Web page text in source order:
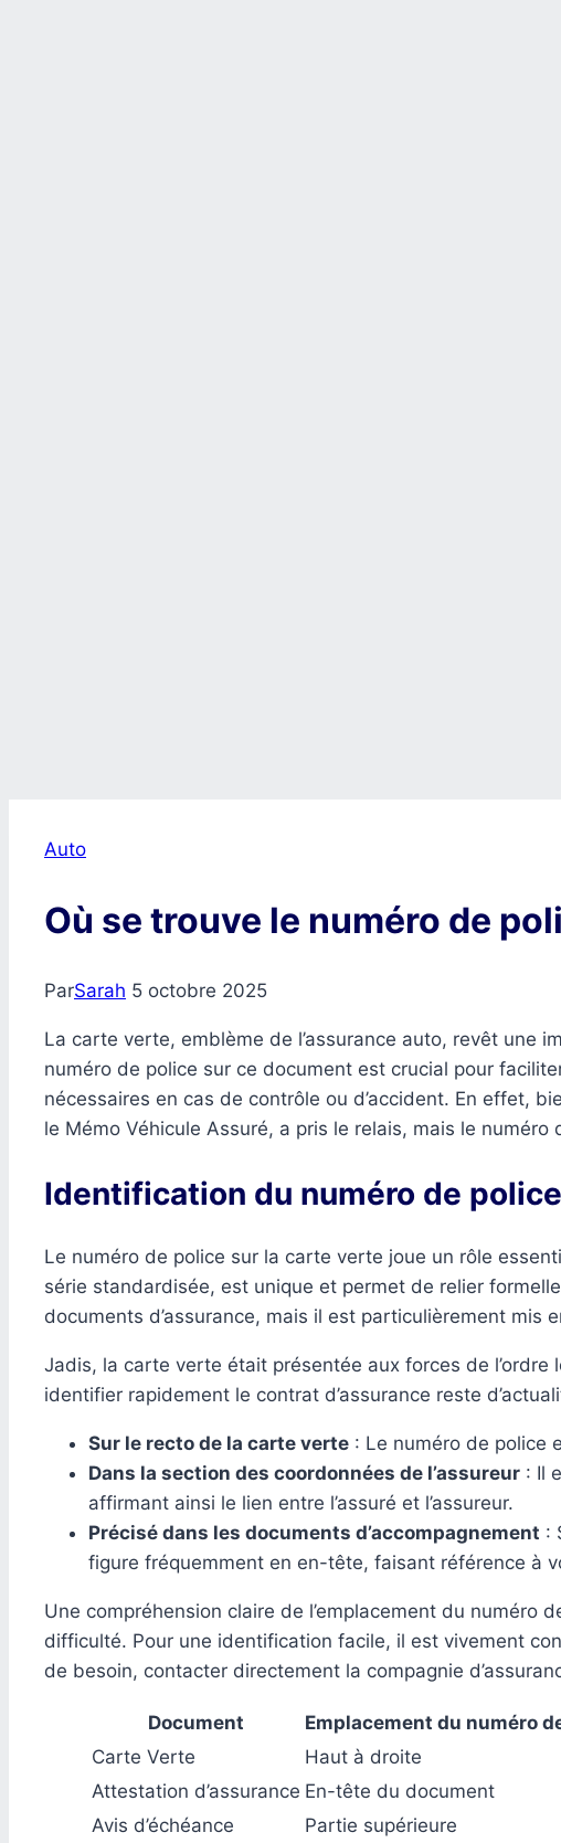
Auto
Où se trouve le numéro de
ParSarah 5 octobre 2025
La carte verte, emblème de l’assurance auto, revêt une
numéro de police sur ce document est crucial pour
nécessaires en cas de contrôle ou d’accident. En effet,
le Mémo Véhicule Assuré, a pris le relais, mais le
Identification du numéro de
Le numéro de police sur la carte verte joue un rôle
série standardisée, est unique et permet de relier
documents d’assurance, mais il est particulièrement mis
Jadis, la carte verte était présentée aux forces de
identifier rapidement le contrat d’assurance reste
Sur le recto de la carte verte : Le numéro de police
Dans la section des coordonnées de l’assureur : Il
affirmant ainsi le lien entre l’assuré et l’assureur.
Précisé dans les documents d’accompagnement :
figure fréquemment en en-tête, faisant référence à
Une compréhension claire de l’emplacement du
difficulté. Pour une identification facile, il est vivement
de besoin, contacter directement la compagnie
Document
Emplacement du numéro
Carte Verte
Haut à droite
Attestation d’assurance En-tête du document
Avis d’échéance
Partie supérieure